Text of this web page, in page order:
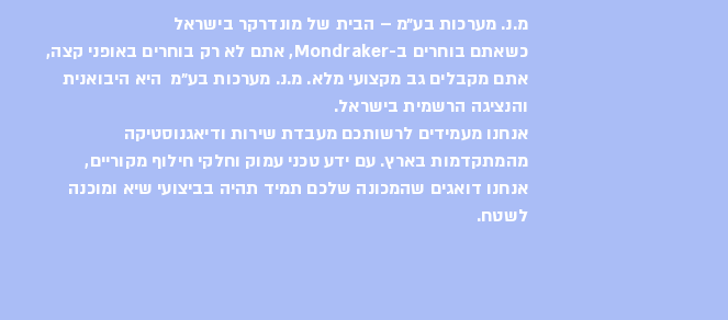
ביצועי קצה פנומנליים, קשיחות מוכחת ואמינות
עילאית בכל גינת סלעים או ירידה תלולה.
מוזן מסוללת 800Wh אינטגרלית המאפשרת טווחים
חסרי תקדים. אלגוריתם היתוך חיישנים (Multi
מ.נ. מערכות בע״מ – הבית של מונדרקר בישראל
כשאתם בוחרים ב-Mondraker, אתם לא רק בוחרים באופני קצה,
אתם מקבלים גב מקצועי מלא. מ.נ. מערכות בע״מ היא היבואנית
והנציגה הרשמית בישראל.
אנחנו מעמידים לרשותכם מעבדת שירות ודיאגנוסטיקה
מהמתקדמות בארץ. עם ידע טכני עמוק וחלקי חילוף מקוריים,
אנחנו דואגים שהמכונה שלכם תמיד תהיה בביצועי שיא ומוכנה
לשטח.